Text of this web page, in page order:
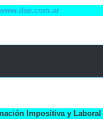
Impositiva y Laboral